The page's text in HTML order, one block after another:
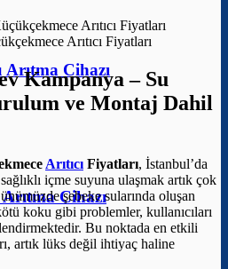
Cihazı
Cihazı
Arıtıcı Fiyatları
Kampanya – Su
ve Montaj Dahil
ArıtıcıFiyatları, İstanbul’da
içme suyuna ulaşmak artık çok
şebeke sularında oluşan
koku gibi problemler, kullanıcıları
Bu noktada en etkili
artık lüks değil ihtiyaç haline